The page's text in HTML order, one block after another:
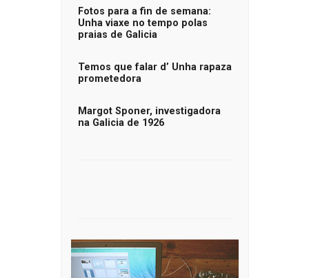
Fotos para a fin de semana:
Unha viaxe no tempo polas
praias de Galicia
Temos que falar d’ Unha rapaza
prometedora
Margot Sponer, investigadora
na Galicia de 1926